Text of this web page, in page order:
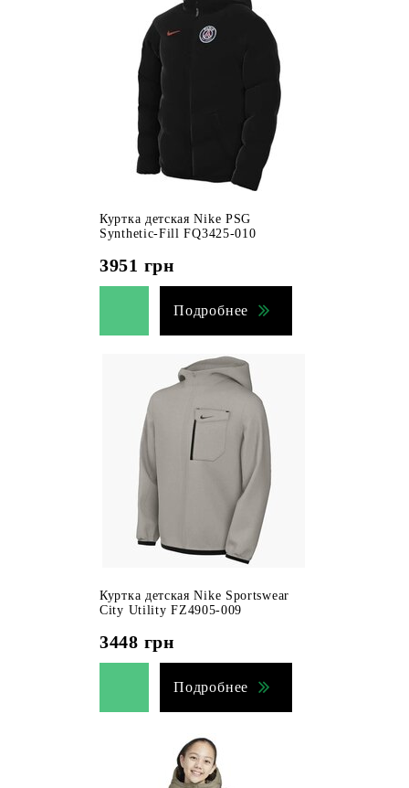
Куртка детская Nike PSG
Synthetic-Fill FQ3425-010
3951 грн
Подробнее
Куртка детская Nike Sportswear
City Utility FZ4905-009
3448 грн
Подробнее